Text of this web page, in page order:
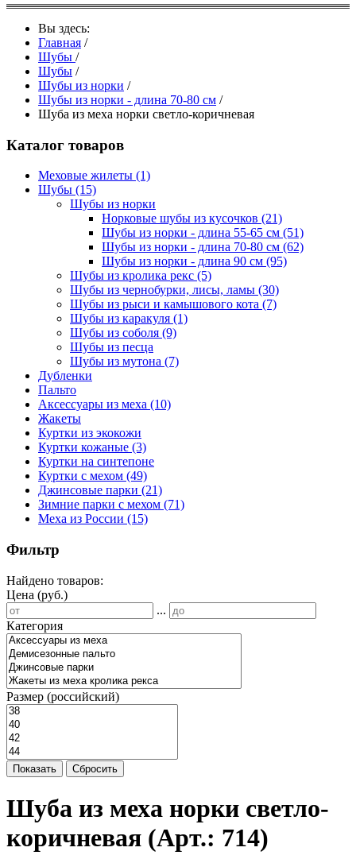
Вы здесь:
Главная /
Шубы /
Шубы /
Шубы из норки /
Шубы из норки - длина 70-80 см /
Шуба из меха норки светло-коричневая
Каталог товаров
Меховые жилеты (1)
Шубы (15)
Шубы из норки
Норковые шубы из кусочков (21)
Шубы из норки - длина 55-65 см (51)
Шубы из норки - длина 70-80 см (62)
Шубы из норки - длина 90 см (95)
Шубы из кролика рекс (5)
Шубы из чернобурки, лисы, ламы (30)
Шубы из рыси и камышового кота (7)
Шубы из каракуля (1)
Шубы из соболя (9)
Шубы из песца
Шубы из мутона (7)
Дубленки
Пальто
Аксессуары из меха (10)
Жакеты
Куртки из экокожи
Куртки кожаные (3)
Куртки на синтепоне
Куртки с мехом (49)
Джинсовые парки (21)
Зимние парки с мехом (71)
Меха из России (15)
Фильтр
Найдено товаров:
Цена (руб.)
...
Категория
Размер (российский)
Показать Сбросить
Шуба из меха норки светло-
коричневая (Арт.: 714)